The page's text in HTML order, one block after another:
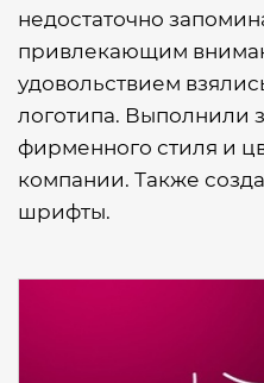
недостаточно
привлекающим
удовольствием
логотипа. Выполнили
фирменного стиля и
компании. Также
шрифты.